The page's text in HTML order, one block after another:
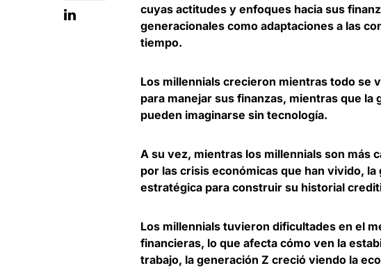
cuyas actitudes y enfoques hacia sus
generacionales como adaptaciones a las
tiempo.
Los millennials crecieron mientras todo se
para manejar sus finanzas, mientras que la
pueden imaginarse sin tecnología.
A su vez, mientras los millennials son más
por las crisis económicas que han vivido, la
estratégica para construir su historial
Los millennials tuvieron dificultades en el
financieras, lo que afecta cómo ven la
trabajo, la generación Z creció viendo la